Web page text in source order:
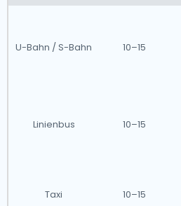
U-Bahn / S-Bahn 10–15
Linienbus 10–15
Taxi 10–15